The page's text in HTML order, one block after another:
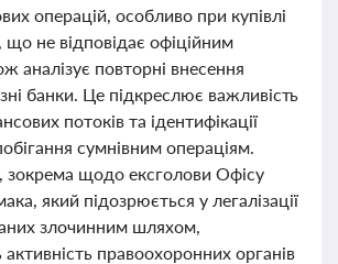
операцій, особливо при купівлі
що не відповідає офіційним
аналізує повторні внесення
банки. Це підкреслює важливість
потоків та ідентифікації
сумнівним операціям.
зокрема щодо ексголови Офісу
який підозрюється у легалізації
злочинним шляхом,
правоохоронних органів